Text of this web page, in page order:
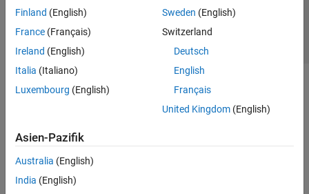
Finland (English)
France (Français)
Ireland (English)
Italia (Italiano)
Luxembourg (English)
Sweden (English)
Switzerland
Deutsch
English
Français
United Kingdom(English)
Asien-Pazifik
Australia (English)
India (English)
Website auswählen
Deutschland